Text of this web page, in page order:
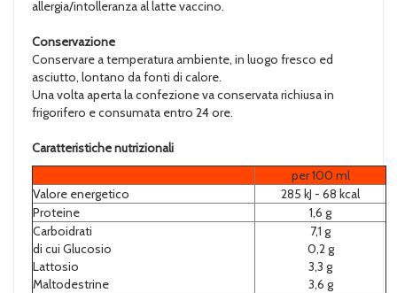
allergia/intolleranza al latte vaccino.
Conservazione
Conservare a temperatura ambiente, in luogo fresco ed
asciutto, lontano da fonti di calore.
Una volta aperta la confezione va conservata richiusa in
frigorifero e consumata entro 24 ore.
Caratteristiche nutrizionali
per 100 ml
Valore energetico
285 kJ - 68 kcal
Proteine
1,6 g
Carboidrati
di cui Glucosio
Lattosio
Maltodestrine
7,1 g
0,2 g
3,3 g
3,6 g